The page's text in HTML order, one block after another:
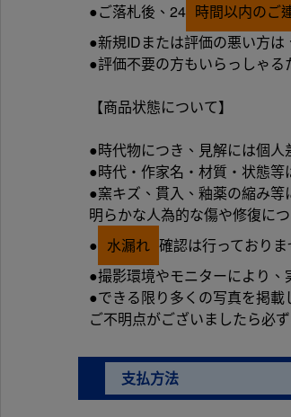
●ご落札後、24 時間以内のご
●新規IDまたは評価の悪い方
●評価不要の方もいらっしゃ
【商品状態について】
●時代物につき、見解には個
●時代・作家名・材質・状態
●窯キズ、貫入、釉薬の縮み
明らかな人為的な傷や修復に
● 水漏れ 確認は行っており
●撮影環境やモニターにより、
●できる限り多くの写真を掲載
ご不明点がございましたら必
支払方法